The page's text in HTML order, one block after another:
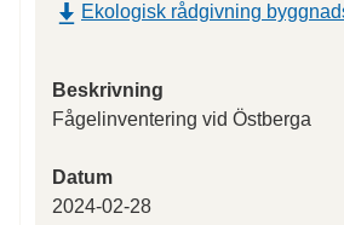
Ekologisk rådgivning
Beskrivning
Fågelinventering vid Östberga
Datum
2024-02-28